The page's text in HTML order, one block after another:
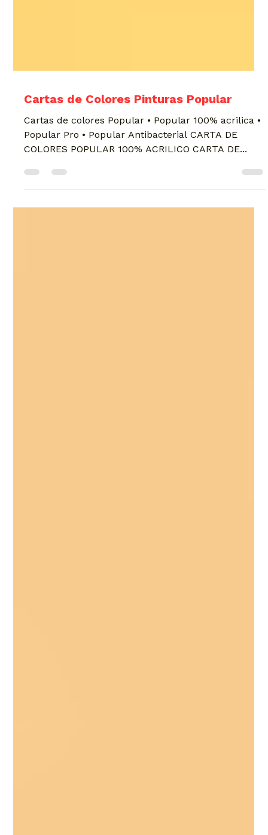
Cartas de Colores Pinturas Popular
Cartas de colores Popular • Popular 100% acrilica •
Popular Pro • Popular Antibacterial CARTA DE
COLORES POPULAR 100% ACRILICO CARTA DE...